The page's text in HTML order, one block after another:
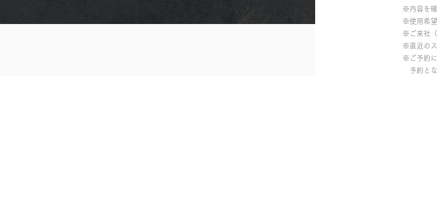
※内容を
※使用希
※ご来社（
※直近の
※ご予約
予約と